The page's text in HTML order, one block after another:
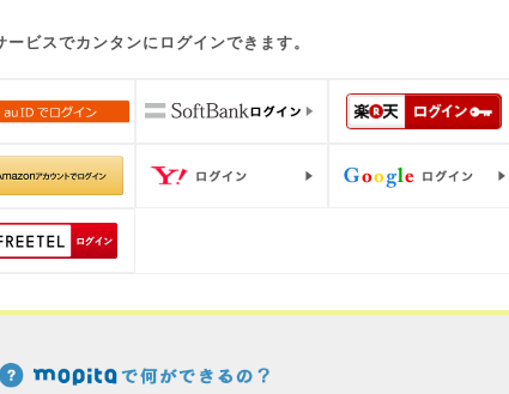
ービスでカンタンにログインできます。